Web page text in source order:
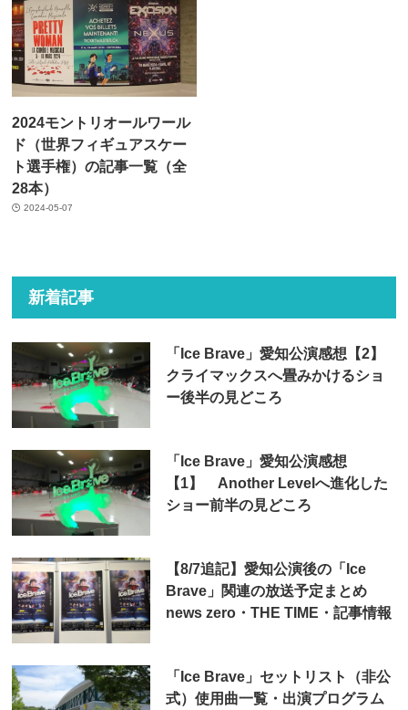
2024モントリオールワール
ド（世界フィギュアスケー
ト選手権）の記事一覧（全
28本）
2024-05-07
新着記事
「Ice Brave」愛知公演感想【2】
クライマックスへ畳みかけるショ
ー後半の見どころ
「Ice Brave」愛知公演感想
【1】 Another Levelへ進化した
ショー前半の見どころ
【8/7追記】愛知公演後の「Ice
Brave」関連の放送予定まとめ
news zero・THE TIME・記事情報
「Ice Brave」セットリスト（非公
式）使用曲一覧・出演プログラム